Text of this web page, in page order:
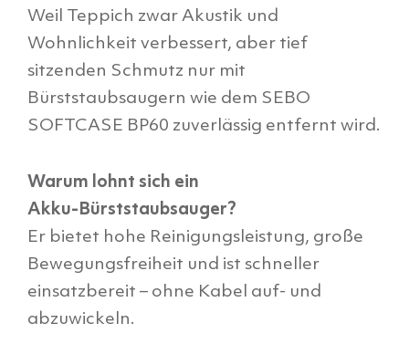
Weil Teppich zwar Akustik und
Wohnlichkeit verbessert, aber tief
sitzenden Schmutz nur mit
Bürststaubsaugern wie dem SEBO
SOFTCASE BP60 zuverlässig entfernt wird.
Warum lohnt sich ein
Akku‑Bürststaubsauger?
Er bietet hohe Reinigungsleistung, große
Bewegungsfreiheit und ist schneller
einsatzbereit – ohne Kabel auf‑ und
abzuwickeln.